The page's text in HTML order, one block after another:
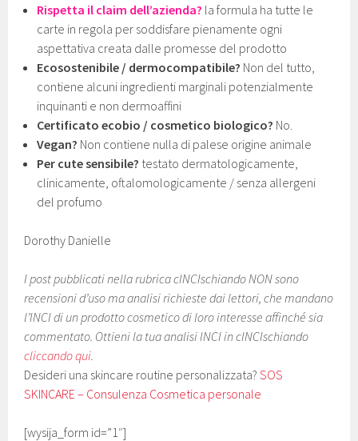
Rispetta il claim dell’azienda? la formula ha tutte le
carte in regola per soddisfare pienamente ogni
aspettativa creata dalle promesse del prodotto
Ecosostenibile / dermocompatibile? Non del tutto,
contiene alcuni ingredienti marginali potenzialmente
inquinanti e non dermoaffini
Certificato ecobio / cosmetico biologico? No.
Vegan? Non contiene nulla di palese origine animale
Per cute sensibile? testato dermatologicamente,
clinicamente, oftalomologicamente / senza allergeni
del profumo
Dorothy Danielle
I post pubblicati nella rubrica cINCIschiando NON sono
recensioni d’uso ma analisi richieste dai lettori, che mandano
l’INCI di un prodotto cosmetico di loro interesse affinché sia
commentato. Ottieni la tua analisi INCI in cINCIschiando
cliccando qui.
Desideri una skincare routine personalizzata?SOS
SKINCARE – Consulenza Cosmetica personale
[wysija_form id=”1″]